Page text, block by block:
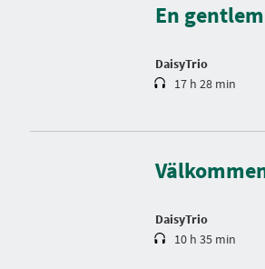
En
DaisyTrio
t
i
17 h 28 min
DaisyTrio
r
t
i
10 h 35 min